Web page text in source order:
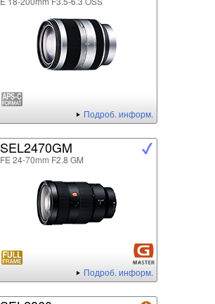
Подроб. информ.
SEL2470GM
FE 24-70mm F2.8 GM
Подроб. информ.